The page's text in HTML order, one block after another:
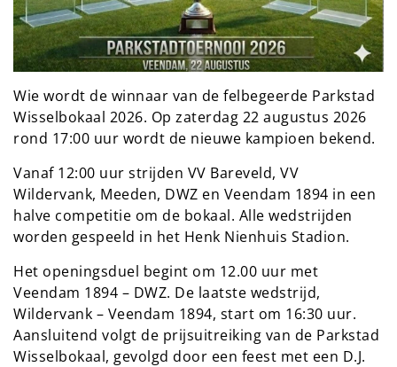
Wie wordt de winnaar van de felbegeerde Parkstad
Wisselbokaal 2026. Op zaterdag 22 augustus 2026
rond 17:00 uur wordt de nieuwe kampioen bekend.
Vanaf 12:00 uur strijden VV Bareveld, VV
Wildervank, Meeden, DWZ en Veendam 1894 in een
halve competitie om de bokaal. Alle wedstrijden
worden gespeeld in het Henk Nienhuis Stadion.
Het openingsduel begint om 12.00 uur met
Veendam 1894 – DWZ. De laatste wedstrijd,
Wildervank – Veendam 1894, start om 16:30 uur.
Aansluitend volgt de prijsuitreiking van de Parkstad
Wisselbokaal, gevolgd door een feest met een D.J.